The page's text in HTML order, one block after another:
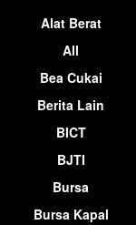
Alat Berat
All
Bea Cukai
Berita Lain
BICT
BJTI
Bursa
Bursa Kapal